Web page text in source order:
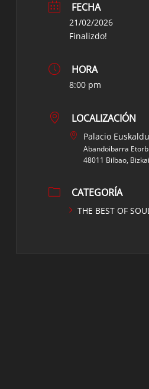
FECHA
21/02/2026
Finalizdo!
HORA
8:00 pm
LOCALIZACIÓN
Palacio
Abandoibarra
48011 Bilbao,
CATEGORÍA
THE BEST OF